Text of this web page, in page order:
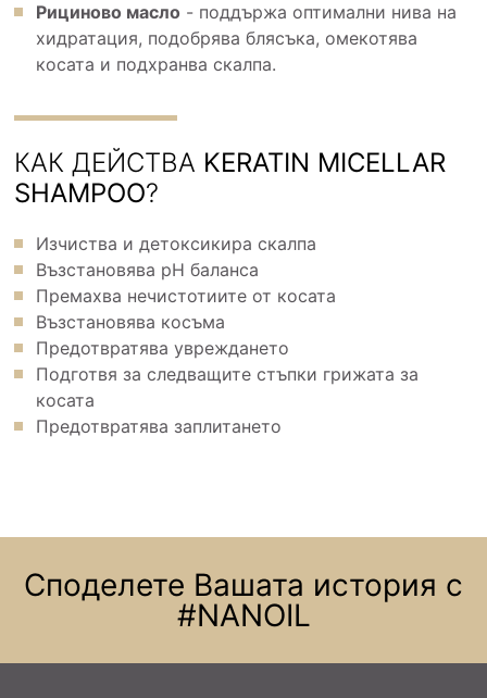
Рициново масло - поддържа оптимални нива на
хидратация, подобрява блясъка, омекотява
косата и подхранва скалпа.
КАК ДЕЙСТВА KERATIN MICELLAR
SHAMPOO?
Изчиства и детоксикира скалпа
Възстановява pH баланса
Премахва нечистотиите от косата
Възстановява косъма
Предотвратява увреждането
Подготвя за следващите стъпки грижата за
косата
Предотвратява заплитането
Споделете Вашата история с
#NANOIL